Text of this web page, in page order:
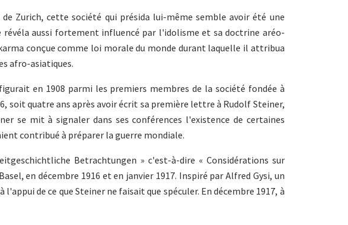
Zurich, cette société qui présida lui-même semble avoir été une
aussi fortement influencé par l'idolisme et sa doctrine aréo-
conçue comme loi morale du monde durant laquelle il attribua
afro-asiatiques.
en 1908 parmi les premiers membres de la société fondée à
soit quatre ans après avoir écrit sa première lettre à Rudolf Steiner,
se mit à signaler dans ses conférences l'existence de certaines
contribué à préparer la guerre mondiale.
Betrachtungen » c'est-à-dire « Considérations sur
en décembre 1916 et en janvier 1917. Inspiré par Alfred Gysi, un
de ce que Steiner ne faisait que spéculer. En décembre 1917, à